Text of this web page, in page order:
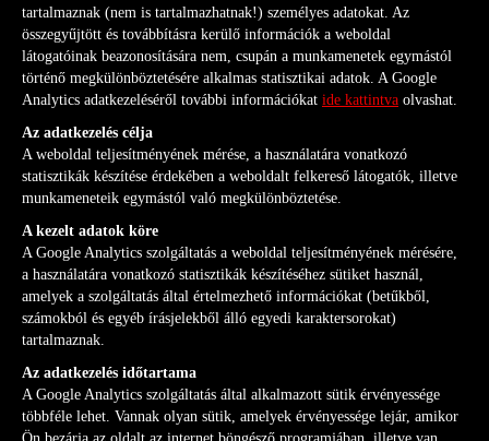
tartalmaznak (nem is tartalmazhatnak!) személyes adatokat. Az
összegyűjtött és továbbításra kerülő információk a weboldal
látogatóinak beazonosítására nem, csupán a munkamenetek egymástól
történő megkülönböztetésére alkalmas statisztikai adatok. A Google
Analytics adatkezeléséről további információkat ide kattintva olvashat.
Az adatkezelés célja
A weboldal teljesítményének mérése, a használatára vonatkozó
statisztikák készítése érdekében a weboldalt felkereső látogatók, illetve
munkameneteik egymástól való megkülönböztetése.
A kezelt adatok köre
A Google Analytics szolgáltatás a weboldal teljesítményének mérésére,
a használatára vonatkozó statisztikák készítéséhez sütiket használ,
amelyek a szolgáltatás által értelmezhető információkat (betűkből,
számokból és egyéb írásjelekből álló egyedi karaktersorokat)
tartalmaznak.
Az adatkezelés időtartama
A Google Analytics szolgáltatás által alkalmazott sütik érvényessége
többféle lehet. Vannak olyan sütik, amelyek érvényessége lejár, amikor